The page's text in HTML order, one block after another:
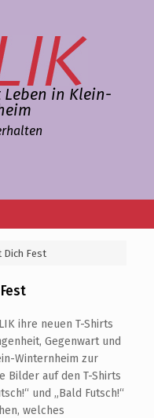
in Klein-
Fest
ihre neuen T-Shirts
Gegenwart und
Winternheim zur
Bilder auf den T-Shirts
und „Bald Futsch!“
welches